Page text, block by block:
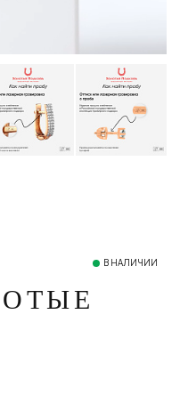
В НАЛИЧИИ